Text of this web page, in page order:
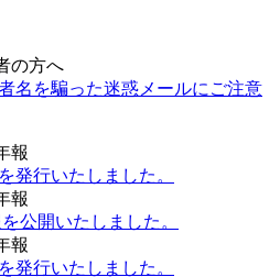
の方へ
名を騙った迷惑メールにご注意
報
発行いたしました。
報
公開いたしました。
報
発行いたしました。